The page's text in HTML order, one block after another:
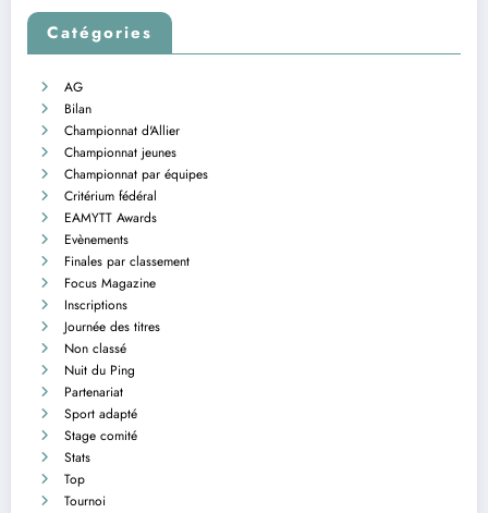
Catégories
AG
Bilan
Championnat d'Allier
Championnat jeunes
Championnat par équipes
Critérium fédéral
EAMYTT Awards
Evènements
Finales par classement
Focus Magazine
Inscriptions
Journée des titres
Non classé
Nuit du Ping
Partenariat
Sport adapté
Stage comité
Stats
Top
Tournoi